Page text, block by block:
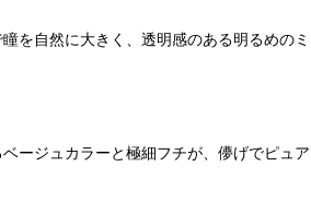
を自然に大きく、透明感のある明るめのミ
ージュカラーと極細フチが、儚げでピュア